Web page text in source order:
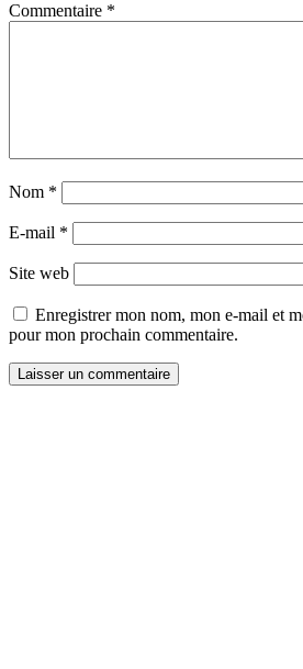
Commentaire *
Nom *
E-mail *
Site web
Enregistrer mon nom, mon e-mail et
pour mon prochain commentaire.